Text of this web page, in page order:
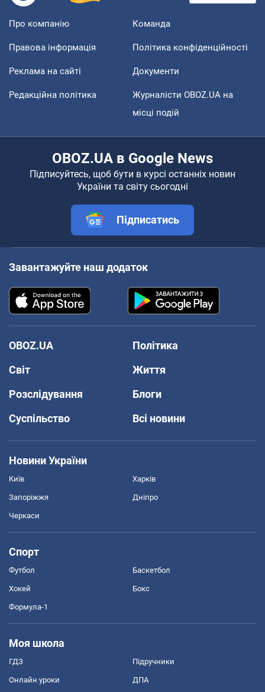
Про компанію Команда
Правова інформація Політика конфіденційності
Реклама на сайті Документи
Редакційна політика
Журналісти OBOZ.UA на
місці подій
OBOZ.UA в Google News
Підписуйтесь, щоб бути в курсі останніх новин
України та світу сьогодні
Підписатись
Завантажуйте наш додаток
OBOZ.UA
Політика
Світ
Життя
Розслідування
Блоги
Суспільство
Всі новини
Новини України
Київ Харків
Запоріжжя Дніпро
Черкаси
Спорт
Футбол Баскетбол
Хокей Бокс
Формула-1
Моя школа
ГДЗ Підручники
Онлайн уроки ДПА